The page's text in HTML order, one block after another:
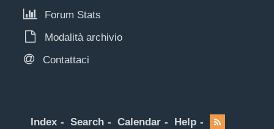
Forum Stats
Modalità archivio
Contattaci
Index Search Calendar Help